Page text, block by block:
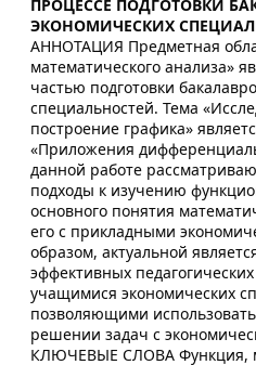
ПРОЦЕССЕ ПОДГОТОВКИ
ЭКОНОМИЧЕСКИХ
АННОТАЦИЯ Предметная
математического анализа»
частью подготовки
специальностей. Тема
построение графика»
«Приложения
данной работе
подходы к изучению
основного понятия
его с прикладными
образом, актуальной
эффективных
учащимися экономических
позволяющими
решении задач с
КЛЮЧЕВЫЕ СЛОВА Функция,